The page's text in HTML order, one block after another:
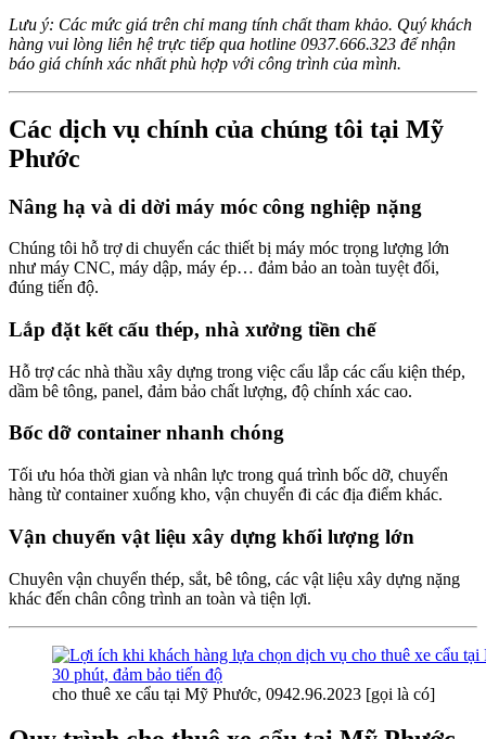
Lưu ý: Các mức giá trên chỉ mang tính chất tham khảo. Quý khách
hàng vui lòng liên hệ trực tiếp qua hotline 0937.666.323 để nhận
báo giá chính xác nhất phù hợp với công trình của mình.
Các dịch vụ chính của chúng tôi tại Mỹ
Phước
Nâng hạ và di dời máy móc công nghiệp nặng
Chúng tôi hỗ trợ di chuyển các thiết bị máy móc trọng lượng lớn
như máy CNC, máy dập, máy ép… đảm bảo an toàn tuyệt đối,
đúng tiến độ.
Lắp đặt kết cấu thép, nhà xưởng tiền chế
Hỗ trợ các nhà thầu xây dựng trong việc cẩu lắp các cấu kiện thép,
dầm bê tông, panel, đảm bảo chất lượng, độ chính xác cao.
Bốc dỡ container nhanh chóng
Tối ưu hóa thời gian và nhân lực trong quá trình bốc dỡ, chuyển
hàng từ container xuống kho, vận chuyển đi các địa điểm khác.
Vận chuyển vật liệu xây dựng khối lượng lớn
Chuyên vận chuyển thép, sắt, bê tông, các vật liệu xây dựng nặng
khác đến chân công trình an toàn và tiện lợi.
cho thuê xe cẩu tại Mỹ Phước, 0942.96.2023 [gọi là có]